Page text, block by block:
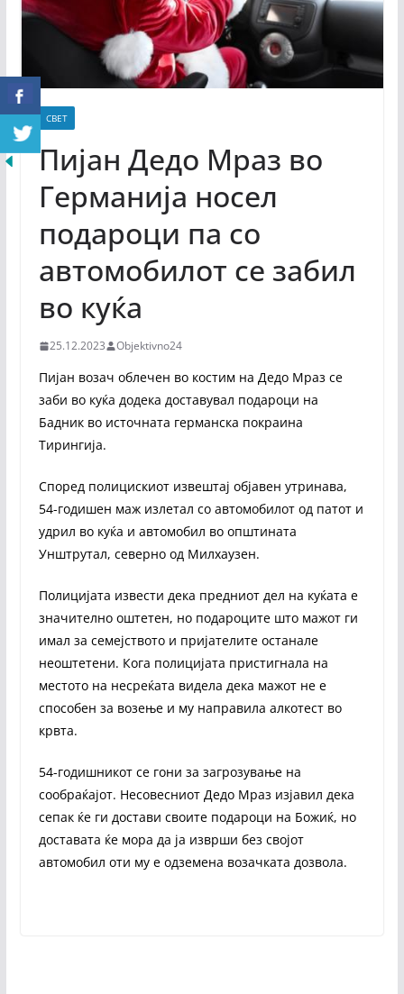
СВЕТ
Пијан Дедо Мраз во
Германија носел
подароци па со
автомобилот се забил
во куќа
25.12.2023 Objektivno24
Пијан возач облечен во костим на Дедо Мраз се
заби во куќа додека доставувал подароци на
Бадник во источната германска покраина
Тирингија.
Според полицискиот извештај објавен утринава,
54-годишен маж излетал со автомобилот од патот и
удрил во куќа и автомобил во општината
Унштрутал, северно од Милхаузен.
Полицијата извести дека предниот дел на куќата е
значително оштетен, но подароците што мажот ги
имал за семејството и пријателите останале
неоштетени. Кога полицијата пристигнала на
местото на несреќата видела дека мажот не е
способен за возење и му направила алкотест во
крвта.
54-годишникот се гони за загрозување на
сообраќајот. Несовесниот Дедо Мраз изјавил дека
сепак ќе ги достави своите подароци на Божиќ, но
доставата ќе мора да ја изврши без својот
автомобил оти му е одземена возачката дозвола.